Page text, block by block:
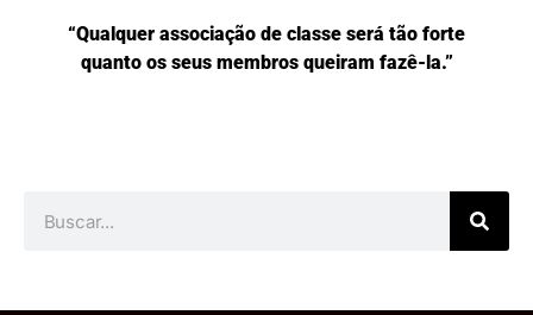
“Qualquer associação de classe será tão forte
quanto os seus membros queiram fazê-la.”